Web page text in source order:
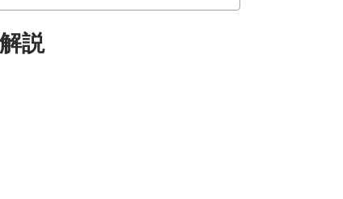
説